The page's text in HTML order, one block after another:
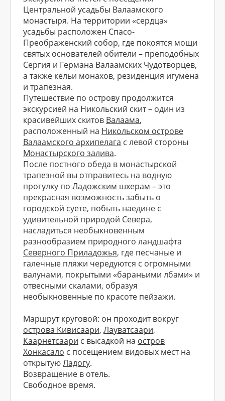
Центральной усадьбы Валаамского
монастыря. На территории «сердца»
усадьбы расположен Спасо-
Преображенский собор, где покоятся мощи
святых основателей обители – преподобных
Сергия и Германа Валаамских Чудотворцев,
а также кельи монахов, резиденция игумена
и трапезная.
Путешествие по острову продолжится
экскурсией на Никольский скит – один из
красивейших скитов Валаама,
расположенный на Никольском острове
Валаамского архипелага с левой стороны
Монастырского залива.
После постного обеда в монастырской
трапезной вы отправитесь на водную
прогулку по Ладожским шхерам – это
прекрасная возможность забыть о
городской суете, побыть наедине с
удивительной природой Севера,
насладиться необыкновенным
разнообразием природного ландшафта
Северного Приладожья, где песчаные и
галечные пляжи чередуются с огромными
валунами, покрытыми «бараньими лбами» и
отвесными скалами, образуя
необыкновенные по красоте пейзажи.
Маршрут круговой: он проходит вокруг
острова Кивисаари, Лауватсаари,
Каарнетсаари с высадкой на остров
Хонкасало с посещением видовых мест на
открытуюЛадогу.
Возвращение в отель.
Свободное время.